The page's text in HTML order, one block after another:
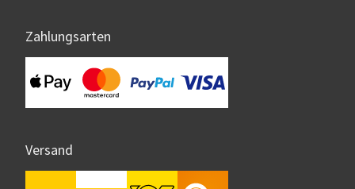
Zahlungsarten
Versand